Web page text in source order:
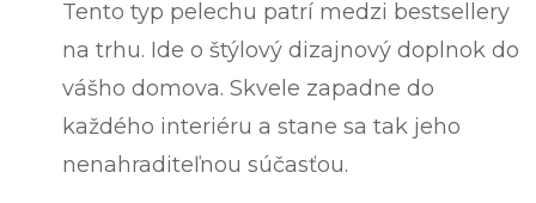
Tento typ pelechu patrí medzi bestsellery
na trhu. Ide o štýlový dizajnový doplnok do
vášho domova. Skvele zapadne do
každého interiéru a stane sa tak jeho
nenahraditeľnou súčasťou.